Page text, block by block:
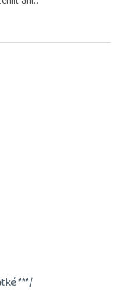
***/